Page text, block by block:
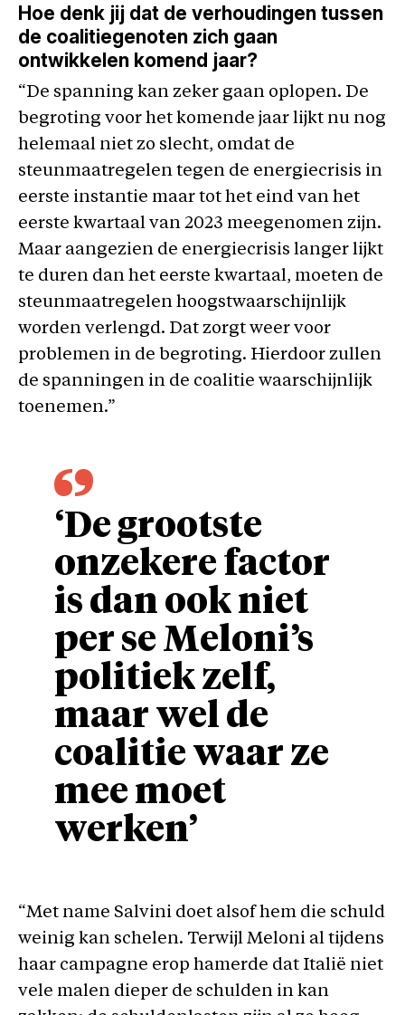
Hoe denk jij dat de verhoudingen tussen
de coalitiegenoten zich gaan
ontwikkelen komend jaar?
“De spanning kan zeker gaan oplopen. De
begroting voor het komende jaar lijkt nu nog
helemaal niet zo slecht, omdat de
steunmaatregelen tegen de energiecrisis in
eerste instantie maar tot het eind van het
eerste kwartaal van 2023 meegenomen zijn.
Maar aangezien de energiecrisis langer lijkt
te duren dan het eerste kwartaal, moeten de
steunmaatregelen hoogstwaarschijnlijk
worden verlengd. Dat zorgt weer voor
problemen in de begroting. Hierdoor zullen
de spanningen in de coalitie waarschijnlijk
toenemen.”
‘De grootste
onzekere factor
is dan ook niet
per se Meloni’s
politiek zelf,
maar wel de
coalitie waar ze
mee moet
werken’
“Met name Salvini doet alsof hem die schuld
weinig kan schelen. Terwijl Meloni al tijdens
haar campagne erop hamerde dat Italië niet
vele malen dieper de schulden in kan